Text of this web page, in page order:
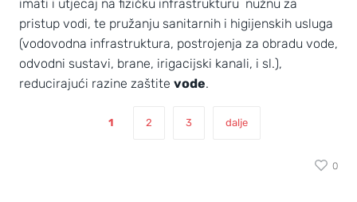
imati i utjecaj na fizičku infrastrukturu nužnu za
pristup vodi, te pružanju sanitarnih i higijenskih usluga
(vodovodna infrastruktura, postrojenja za obradu vode,
odvodni sustavi, brane, irigacijski kanali, i sl.),
reducirajući razine zaštite vode.
1 2 3 dalje
0